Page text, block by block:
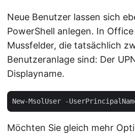
Neue Benutzer lassen sich
PowerShell anlegen. In
Mussfelder, die tatsächlich
Benutzeranlage sind: Der
Displayname.
Möchten Sie gleich mehr